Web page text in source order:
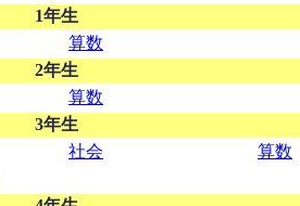
1年生
算数
2年生
算数
3年生
社会
算数